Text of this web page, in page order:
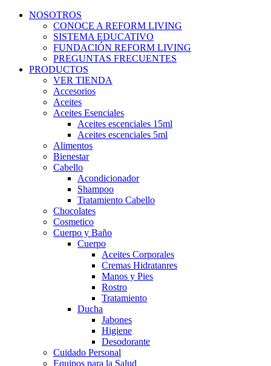
NOSOTROS
CONOCE A REFORM LIVING
SISTEMA EDUCATIVO
FUNDACIÓN REFORM LIVING
PREGUNTAS FRECUENTES
PRODUCTOS
VER TIENDA
Accesorios
Aceites
Aceites Esenciales
Aceites escenciales 15ml
Aceites escenciales 5ml
Alimentos
Bienestar
Cabello
Acondicionador
Shampoo
Tratamiento Cabello
Chocolates
Cosmetico
Cuerpo y Baño
Cuerpo
Aceites Corporales
Cremas Hidratanres
Manos y Pies
Rostro
Tratamiento
Ducha
Jabones
Higiene
Desodorante
Cuidado Personal
Equipos para la Salud